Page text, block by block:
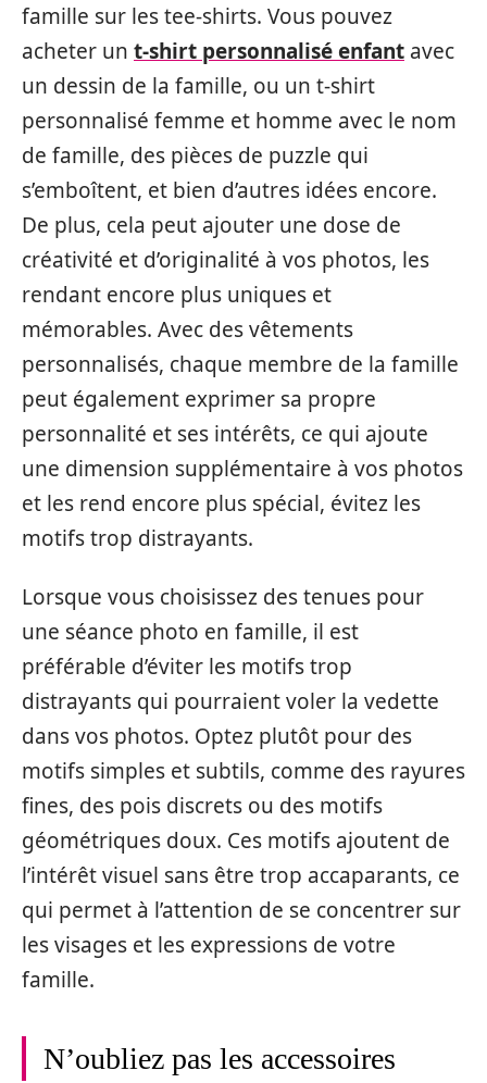
famille sur les tee-shirts. Vous pouvez
acheter un t-shirt personnalisé enfant avec
un dessin de la famille, ou un t-shirt
personnalisé femme et homme avec le nom
de famille, des pièces de puzzle qui
s’emboîtent, et bien d’autres idées encore.
De plus, cela peut ajouter une dose de
créativité et d’originalité à vos photos, les
rendant encore plus uniques et
mémorables. Avec des vêtements
personnalisés, chaque membre de la famille
peut également exprimer sa propre
personnalité et ses intérêts, ce qui ajoute
une dimension supplémentaire à vos photos
et les rend encore plus spécial, évitez les
motifs trop distrayants.
Lorsque vous choisissez des tenues pour
une séance photo en famille, il est
préférable d’éviter les motifs trop
distrayants qui pourraient voler la vedette
dans vos photos. Optez plutôt pour des
motifs simples et subtils, comme des rayures
fines, des pois discrets ou des motifs
géométriques doux. Ces motifs ajoutent de
l’intérêt visuel sans être trop accaparants, ce
qui permet à l’attention de se concentrer sur
les visages et les expressions de votre
famille.
N’oubliez pas les accessoires